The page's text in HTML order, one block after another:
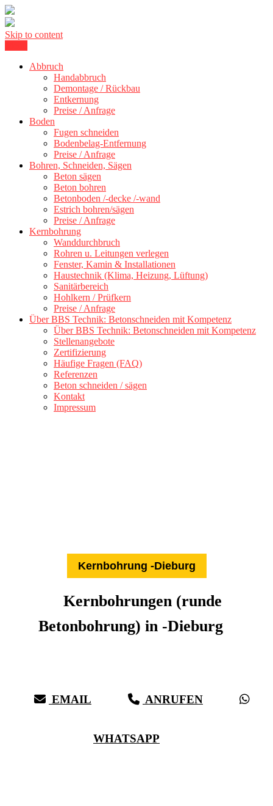
Skip to content
BBS Technik GmbH
300 kmAbbruch
Handabbruch
Demontage / Rückbau
Entkernung
Preise / Anfrage
Boden
Fugen schneiden
Bodenbelag-Entfernung
Preise / Anfrage
Bohren, Schneiden, Sägen
Beton sägen
Beton bohren
Betonboden /-decke /-wand
Estrich bohren/sägen
Preise / Anfrage
Kernbohrung
Wanddurchbruch
Rohren u. Leitungen verlegen
Fenster, Kamin & Installationen
Haustechnik (Klima, Heizung, Lüftung)
Sanitärbereich
Hohlkern / Prüfkern
Preise / Anfrage
Über BBS Technik: Betonschneiden mit Kompetenz
Über BBS Technik: Betonschneiden mit Kompetenz
Stellenangebote
Zertifizierung
Häufige Fragen (FAQ)
Referenzen
Beton schneiden / sägen
Kontakt
Impressum
Kernbohrung -Dieburg
Kernbohrungen (runde
Betonbohrung) in -Dieburg
EMAIL ANRUFEN
WHATSAPP